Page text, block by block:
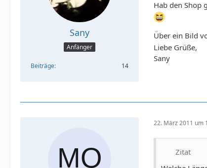
Sany
Anfänger
Beiträge 14
Hab den Shop
Über ein Bild
Liebe Grüße,
Sany
22. März 2011 um
Zitat